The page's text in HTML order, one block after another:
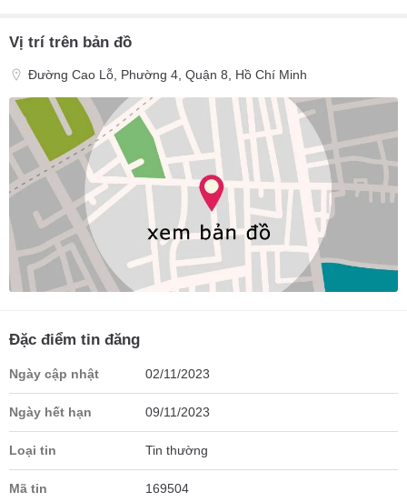
Vị trí trên bản đồ
Đường Cao Lỗ, Phường 4, Quận 8, Hồ Chí Minh
Đặc điểm tin đăng
Ngày cập nhật 02/11/2023
Ngày hết hạn 09/11/2023
Loại tin Tin thường
Mã tin 169504